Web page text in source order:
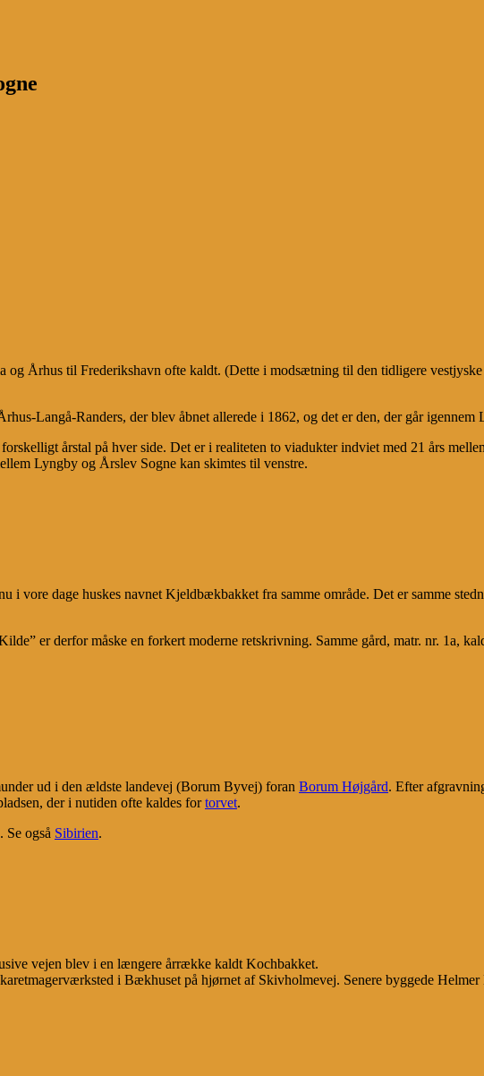
og Århus til Frederikshavn ofte kaldt. (Dette i modsætning til den tidligere
Langå-Randers, derblev åbnet allerede i 1862, og det er den, der går igennem
årstal på hver side. Det er i realiteten to viadukter indviet med 21 års
Lyngby og Årslev Sogne kan skimtes til venstre.
vore dage huskes navnet Kjeldbækbakket fra samme område. Det er samme
er derfor måske en forkert moderne retskrivning. Samme gård, matr. nr. 1a,
ud i den ældste landevej (Borum Byvej) foran Borum Højgård. Efter
der i nutiden ofte kaldes fortorvet.
også Sibirien.
vejen blev i en længere årrække kaldt Kochbakket.
i Bækhuset på hjørnet af Skivholmevej. Senere byggede